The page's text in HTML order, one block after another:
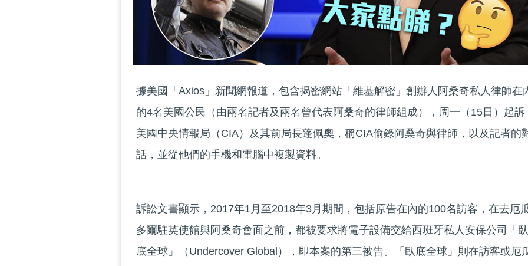
據美國「Axios」新聞網報道，包含揭密網站「維基解密」創辦人阿桑奇私人律師在
的4名美國公民（由兩名記者及兩名曾代表阿桑奇的律師組成），周一（15日）起訴
美國中央情報局（CIA）及其前局長蓬佩奧，稱CIA偷錄阿桑奇與律師，以及記者的
話，並從他們的手機和電腦中複製資料。
訴訟文書顯示，2017年1月至2018年3月期間，包括原告在內的100名訪客，在去厄
多爾駐英使館與阿桑奇會面之前，都被要求將電子設備交給西班牙私人安保公司「臥
底全球」（Undercover Global），即本案的第三被告。「臥底全球」則在訪客或厄